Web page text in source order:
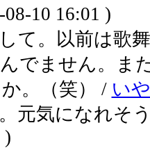
08-10 16:01 )
て。以前は歌
でません。ま
。（笑） / い
元気になれ
)